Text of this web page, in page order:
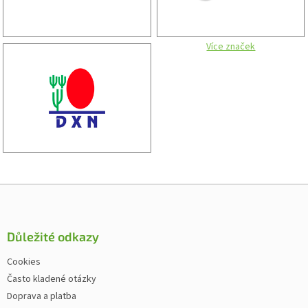
Více značek
Zápatí
Důležité odkazy
Cookies
Často kladené otázky
Doprava a platba